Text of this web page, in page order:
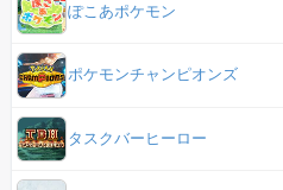
ぽこあポケモン
ポケモンチャンピオンズ
タスクバーヒーロー